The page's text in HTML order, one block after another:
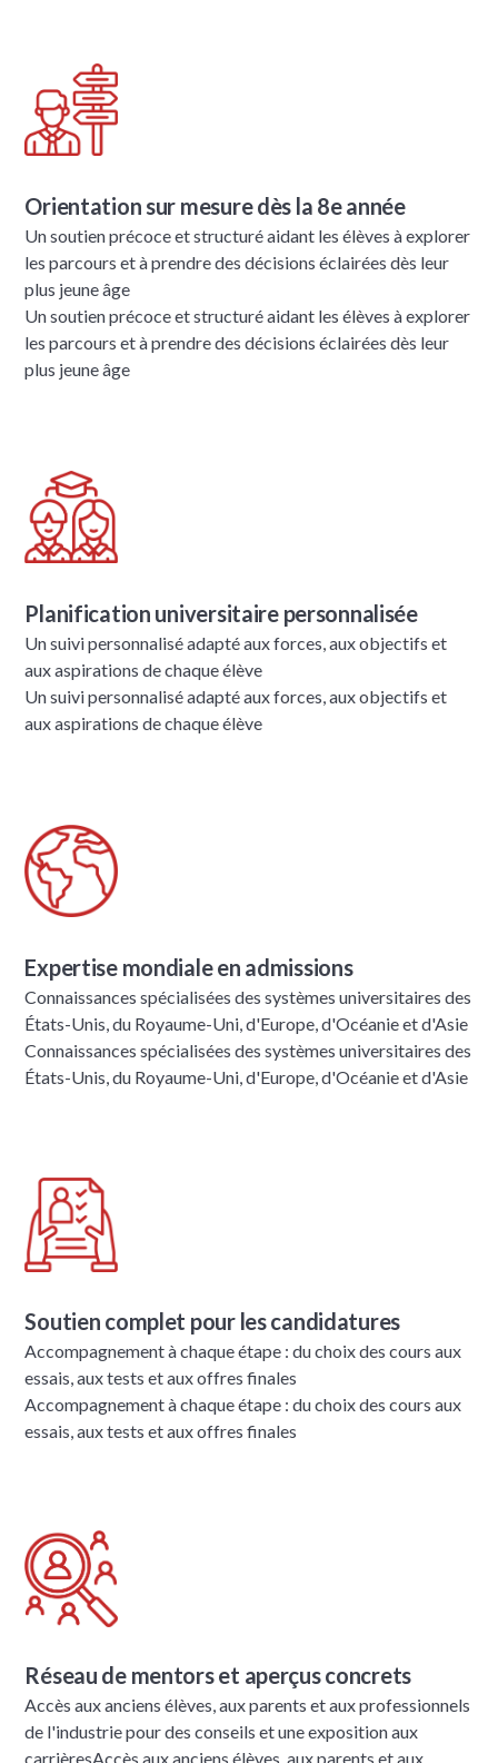
Orientation sur mesure dès la 8e année
Un soutien précoce et structuré aidant les élèves à explorer
les parcours et à prendre des décisions éclairées dès leur
plus jeune âge
Un soutien précoce et structuré aidant les élèves à explorer
les parcours et à prendre des décisions éclairées dès leur
plus jeune âge
Planification universitaire personnalisée
Un suivi personnalisé adapté aux forces, aux objectifs et
aux aspirations de chaque élève
Un suivi personnalisé adapté aux forces, aux objectifs et
aux aspirations de chaque élève
Expertise mondiale en admissions
Connaissances spécialisées des systèmes universitaires des
États-Unis, du Royaume-Uni, d'Europe, d'Océanie et d'Asie
Connaissances spécialisées des systèmes universitaires des
États-Unis, du Royaume-Uni, d'Europe, d'Océanie et d'Asie
Soutien complet pour les candidatures
Accompagnement à chaque étape : du choix des cours aux
essais, aux tests et aux offres finales
Accompagnement à chaque étape : du choix des cours aux
essais, aux tests et aux offres finales
Réseau de mentors et aperçus concrets
Accès aux anciens élèves, aux parents et aux professionnels
de l'industrie pour des conseils et une exposition aux
carrièresAccès aux anciens élèves, aux parents et aux